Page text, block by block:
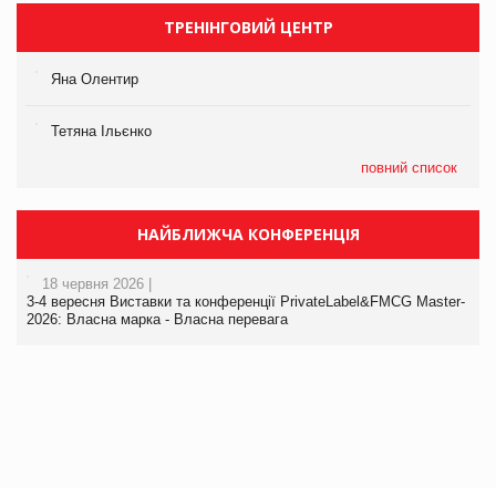
ТРЕНІНГОВИЙ ЦЕНТР
Яна Олентир
Тетяна Ільєнко
повний список
НАЙБЛИЖЧА КОНФЕРЕНЦІЯ
18 червня 2026 |
3-4 вересня Виставки та конференції PrivateLabel&FMCG Master-
2026: Власна марка - Власна перевага